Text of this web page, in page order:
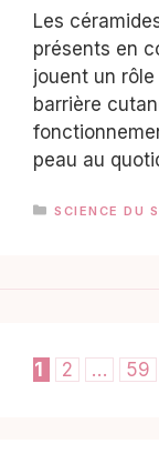
Les
présents en
jouent un
barrière
peau au
CATÉGORIES
SCIENCE DU
Page
1 Page
2 … Page
59